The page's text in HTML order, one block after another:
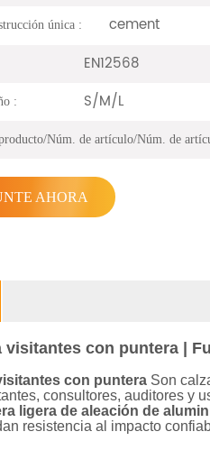
única : cement
EN12568
: S/M/L
Núm. de artículo/Núm. de
AHORA
con puntera |
con punteraSon
consultores, auditores y
ligera de aleación de
resistencia al impacto